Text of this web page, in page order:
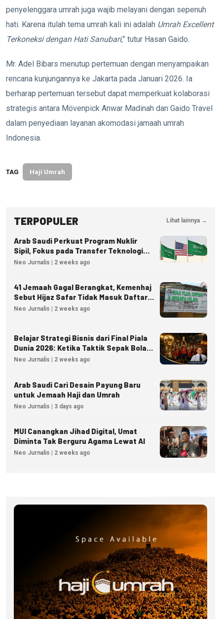
penyelenggara umrah juga wajib melayani dengan sepenuh
hati. Karena itulah tema umrah kali ini adalah Umrah Excellent
Terkoneksi dengan Hati Sanubari,” tutur Hasan Gaido.
Mr. Adel Bibars menutup pertemuan dengan menyampaikan
rencana kunjungannya ke Jakarta pada Januari 2026. Ia
berharap pertemuan tersebut dapat memperkuat kolaborasi
strategis antara Mövenpick Anwar Madinah dan Gaido Travel
dalam penyediaan layanan akomodasi jamaah umrah
Indonesia.
TAG Haji Umrah
TERPOPULER Lihat lainnya →
Arab Saudi Perkuat Program Nuklir
Sipil, Fokus pada Transfer Teknologi
dan Kedaulatan Energi
Neo Jurnalis | 2 weeks ago
41 Jemaah Gagal Berangkat, Kemenhaj
Sebut Hijaz Safar Tidak Masuk Daftar
Resmi PPIU
Neo Jurnalis | 2 weeks ago
Belajar Strategi Bisnis dari Final Piala
Dunia 2026: Ketika Taktik Sepak Bola
Menjadi Inspirasi Kesuksesan Bisnis
Neo Jurnalis | 2 weeks ago
Arab Saudi Cari Desain Payung Baru
untuk Jemaah Haji dan Umrah
Neo Jurnalis | 3 days ago
MUI Canangkan Jihad Digital, Umat
Diminta Tak Berguru Agama Lewat AI
Neo Jurnalis | 2 weeks ago